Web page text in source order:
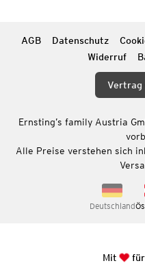
AGB Datenschutz
Widerruf
Vertrag
Ernsting’s family Austria
Alle Preise verstehen sich
Deutschland
Mit